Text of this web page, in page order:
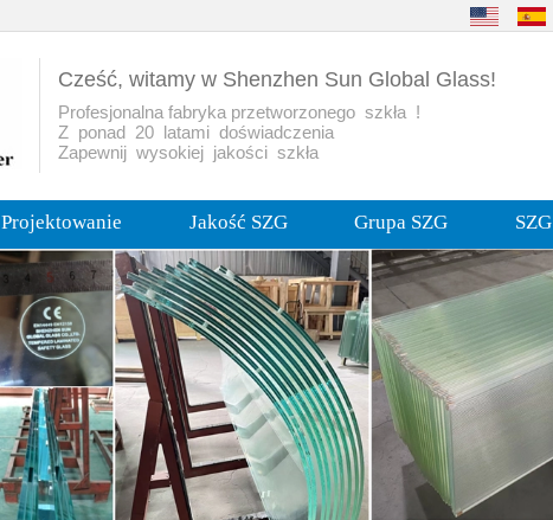
Cześć, witamy w Shenzhen Sun Global Glass!
Profesjonalna fabryka przetworzonego szkła !
Z ponad 20 latami doświadczenia
Zapewnij wysokiej jakości szkła
Projektowanie Jakość SZG Grupa SZG